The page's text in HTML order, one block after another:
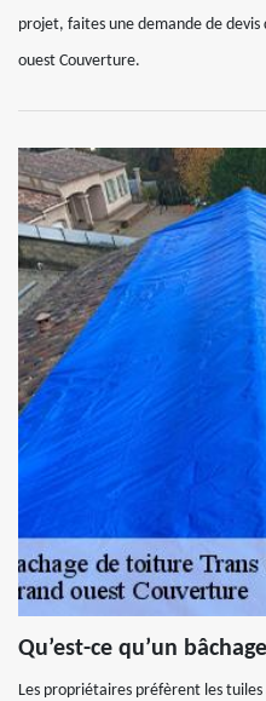
projet, faites une demande de devis
ouest Couverture.
Qu’est-ce qu’un
Les propriétaires préfèrent les